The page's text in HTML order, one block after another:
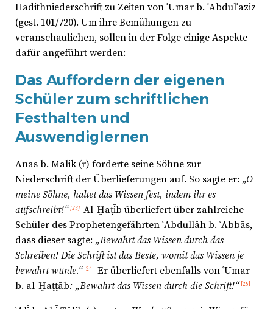
Hadithniederschrift zu Zeiten von ʿUmar b. ʿAbdulʿazīz
(gest. 101/720). Um ihre Bemühungen zu
veranschaulichen, sollen in der Folge einige Aspekte
dafür angeführt werden:
Das Auffordern der eigenen
Schüler zum schriftlichen
Festhalten und
Auswendiglernen
Anas b. Mālik (r) forderte seine Söhne zur
Niederschrift der Überlieferungen auf. So sagte er: „O
meine Söhne, haltet das Wissen fest, indem ihr es
aufschreibt!“[23] Al-Ḫaṭīb überliefert über zahlreiche
Schüler des Prophetengefährten ʿAbdullāh b. ʿAbbās,
dass dieser sagte: „Bewahrt das Wissen durch das
Schreiben! Die Schrift ist das Beste, womit das Wissen je
bewahrt wurde.“ [24]
Er überliefert ebenfalls von ʿUmar
b. al-Ḫaṭṭāb: „Bewahrt das Wissen durch die Schrift!“ [25]